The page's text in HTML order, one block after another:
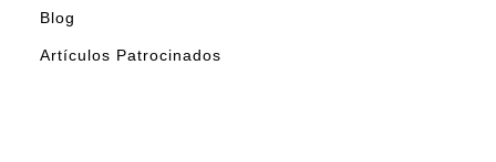
Blog
Artículos Patrocinados